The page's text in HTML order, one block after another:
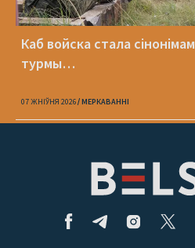
Каб войска стала сінонімам
турмы…
07 ЖНІЎНЯ 2026 МЕРКАВАННI